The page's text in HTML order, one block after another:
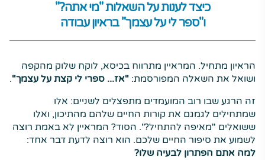
כיצד לענות על השאלות "מי אתה?"
ו"ספר לי על עצמך" בראיון עבודה
הראיון מתחיל. המראיין מתרווח בכיסא, לוקח שלוק מהקפה
ושואל את השאלה המפורסמת: "אז... ספרי לי קצת על עצמך".
זה הרגע שבו רוב המועמדים מתפצלים לשניים: אלו
שמתחילים לגמגם את קורות החיים שלהם מהתיכון, ואלו
ששואלים "מאיפה להתחיל?". הסוד? המראיין לא באמת רוצה
לשמוע את סיפור החיים שלכם. הוא רוצה לדעת דבר אחד:
למה אתם הפתרון לבעיה שלו?